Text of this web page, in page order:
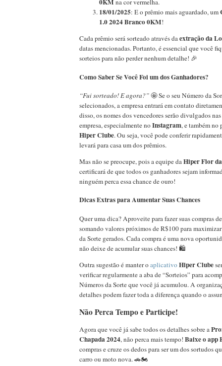
0KM na cor vermelha.
18/01/2025: E o prêmio mais aguardado, um
1.0 2024 Branco 0KM!
Cada prêmio será sorteado através daextração da
datas mencionadas. Portanto, é essencial que você
sorteios para não perder nenhum detalhe! 🎉
Como Saber Se Você Foi um dos Ganhadores?
“Fui sorteado! E agora?”🤩 Se o seu Número da
selecionados, a empresa entrará em contato
disso, os nomes dos vencedores serão divulgados
empresa, especialmente noInstagram, e também
Hiper Clube. Ou seja, você pode conferir
levará para casa um dos prêmios.
Mas não se preocupe, pois a equipe daHiper Flor
certificará de que todos os ganhadores sejam
ninguém perca essa chance de ouro!
Dicas Extras para Aumentar Suas Chances
Quer uma dica? Aproveite para fazer suas compras
somando valores próximos de R$100 para
da Sorte gerados. Cada compra é uma nova
não deixe de acumular suas chances! 🛍️
Outra sugestão é manter oaplicativoHiper Clube
verificar regularmente a aba de “Sorteios” para
Números da Sorte que você já acumulou. A
detalhes podem fazer toda a diferença quando o
Não Perca Tempo e Participe!
Agora que você já sabe todos os detalhes sobre a
Chapada 2024, não perca mais tempo! Baixe o app
compras e cruze os dedos para ser um dos sortudos
carro ou moto nova. 🚗🏍️